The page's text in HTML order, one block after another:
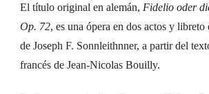
El título original en alemán, Fidelio oder
Op. 72, es una ópera en dos actos y libreto
de Joseph F. Sonnleithnner, a partir del
francés de Jean-Nicolas Bouilly.